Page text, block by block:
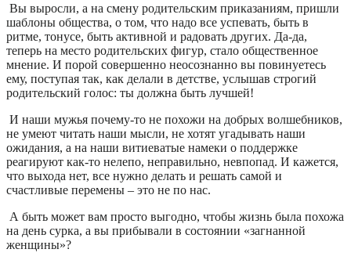
Вы выросли, а на смену родительским приказаниям, пришли
шаблоны общества, о том, что надо все успевать, быть в
ритме, тонусе, быть активной и радовать других. Да-да,
теперь на место родительских фигур, стало общественное
мнение. И порой совершенно неосознанно вы повинуетесь
ему, поступая так, как делали в детстве, услышав строгий
родительский голос: ты должна быть лучшей!
И наши мужья почему-то не похожи на добрых волшебников,
не умеют читать наши мысли, не хотят угадывать наши
ожидания, а на наши витиеватые намеки о поддержке
реагируют как-то нелепо, неправильно, невпопад. И кажется,
что выхода нет, все нужно делать и решать самой и
счастливые перемены – это не по нас.
А быть может вам просто выгодно, чтобы жизнь была похожа
на день сурка, а вы прибывали в состоянии «загнанной
женщины»?